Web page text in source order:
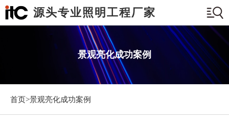
源头专业照明工程厂家
景观亮化成功案例
首页>景观亮化成功案例